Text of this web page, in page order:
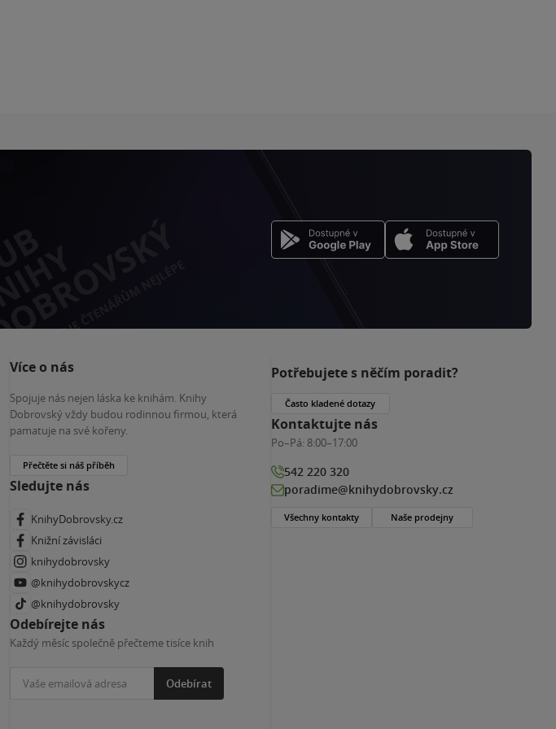
Více o nás
Spojuje nás nejen láska ke knihám. Knihy
Dobrovský vždy budou rodinnou firmou, která
pamatuje na své kořeny.
Přečtěte si náš příběh
Sledujte nás
KnihyDobrovsky.cz
Knižní závisláci
knihydobrovsky
@knihydobrovskycz
@knihydobrovsky
Odebírejte nás
Každý měsíc společně přečteme tisíce knih
Odebírat
Potřebujete s něčím poradit?
Často kladené dotazy
Kontaktujte nás
Po–Pá: 8:00–17:00
542 220 320
poradime@knihydobrovsky.cz
Všechny kontakty Naše prodejny